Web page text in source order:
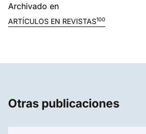
Archivado en
ARTÍCULOS EN REVISTAS100
Otras publicaciones